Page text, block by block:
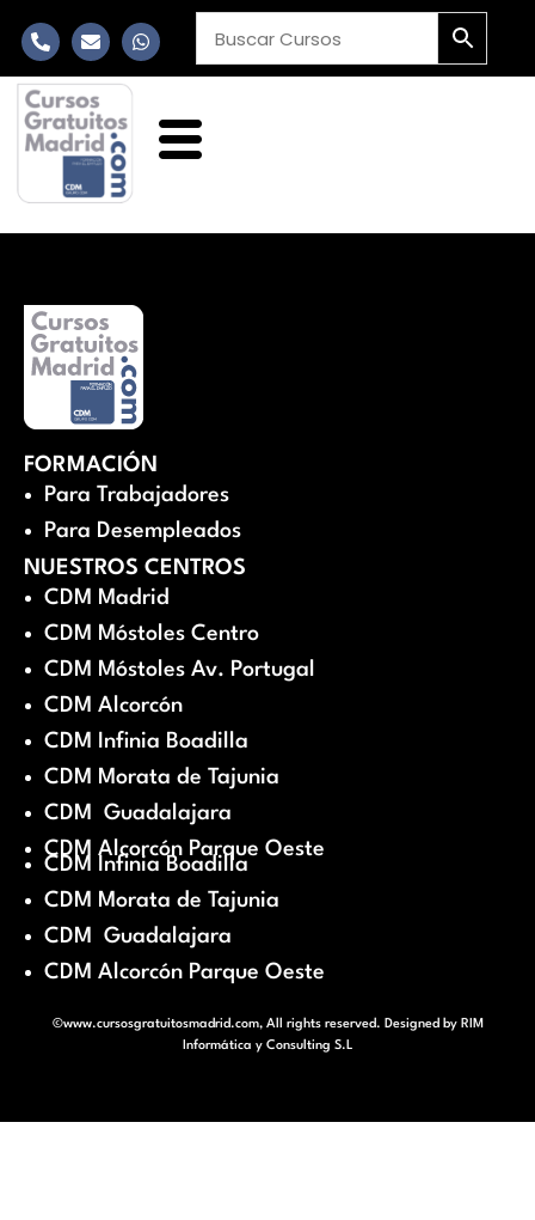
FORMACIÓN
Para Trabajadores
Para Desempleados
NUESTROS CENTROS
CDM Madrid
CDM Móstoles Centro
CDM Móstoles Av. Portugal
CDM Alcorcón
CDM Infinia Boadilla
CDM Morata de Tajunia
CDM Guadalajara
CDM Alcorcón Parque Oeste
CDM Infinia Boadilla
CDM Morata de Tajunia
CDM Guadalajara
CDM Alcorcón Parque Oeste
©www.cursosgratuitosmadrid.com, All rights reserved. Designed by RIM
Informática y Consulting S.L